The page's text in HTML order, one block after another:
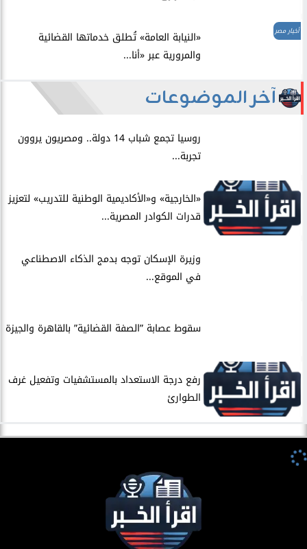
أخبار مصر
​«النيابة العامة» تُطلق خدماتها القضائية
والمرورية عبر «أنا...
آخر الموضوعات
روسيا تجمع شباب 14 دولة.. ومصريون يروون
تجربة...
​«الخارجية» و«الأكاديمية الوطنية للتدريب» لتعزيز
قدرات الكوادر المصرية...
​وزيرة الإسكان توجه بدمج الذكاء الاصطناعي
في الموقع...
سقوط عصابة ”الصفة القضائية” بالقاهرة والجيزة
​رفع درجة الاستعداد بالمستشفيات وتفعيل غرف
الطوارئ